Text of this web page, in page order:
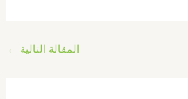
المقالة التالية ←